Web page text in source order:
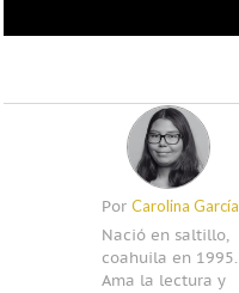
Por Carolina García
Nació en saltillo,
coahuila en 1995.
Ama la lectura y